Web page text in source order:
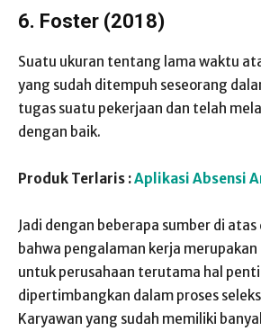
6. Foster (2018)
Suatu ukuran tentang lama waktu
yang sudah ditempuh seseorang
tugas suatu pekerjaan dan telah
dengan baik.
Produk Terlaris :Aplikasi Absensi
Jadi dengan beberapa sumber di
bahwa pengalaman kerja
untuk perusahaan terutama hal
dipertimbangkan dalam proses
Karyawan yang sudah memiliki